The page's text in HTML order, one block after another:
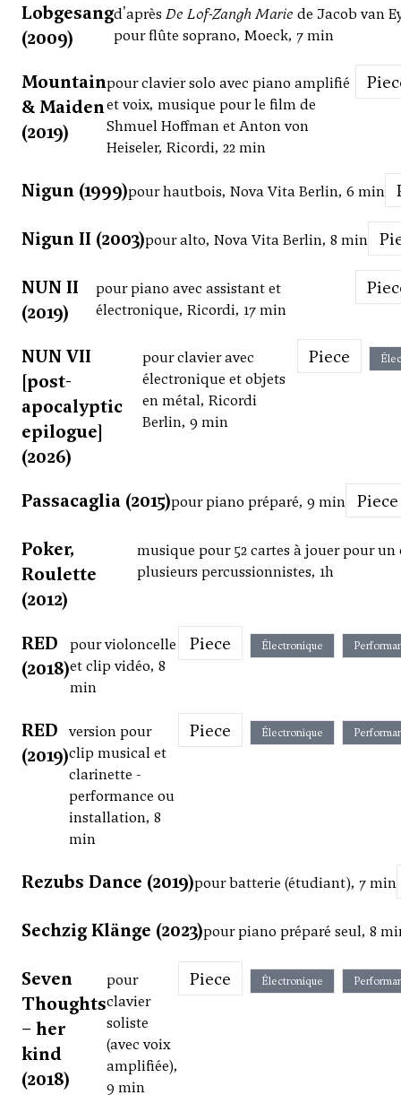
Lobgesang
(2009)
d'après De Lof-Zangh Marie de Jacob van
pour flûte soprano, Moeck, 7 min
Mountain
& Maiden
(2019)
pour clavier solo avec piano amplifié
et voix, musique pour le film de
Shmuel Hoffman et Anton von
Heiseler, Ricordi, 22 min
Nigun (1999)pour hautbois, Nova Vita Berlin, 6 min
Nigun II (2003)pour alto, Nova Vita Berlin, 8 min
NUN II
(2019)
pour piano avec assistant et
électronique, Ricordi, 17 min
NUN VII
[post-
apocalyptic
epilogue]
(2026)
pour clavier avec
électronique et objets
en métal, Ricordi
Berlin, 9 min
Piece
Passacaglia (2015)pour piano préparé, 9 min Piece
Poker,
Roulette
(2012)
musique pour 52 cartes à jouer pour un
plusieurs percussionnistes, 1h
RED
(2018)
pour violoncelle
et clip vidéo, 8
min
Piece Électronique
RED
(2019)
version pour
clip musical et
clarinette -
performance ou
installation, 8
min
Piece Électronique
Rezubs Dance (2019)pour batterie (étudiant), 7 min
Sechzig Klänge (2023)pour piano préparé seul, 8
Seven
Thoughts
– her
kind
(2018)
pour
clavier
soliste
(avec voix
amplifiée),
9 min
Piece Électronique